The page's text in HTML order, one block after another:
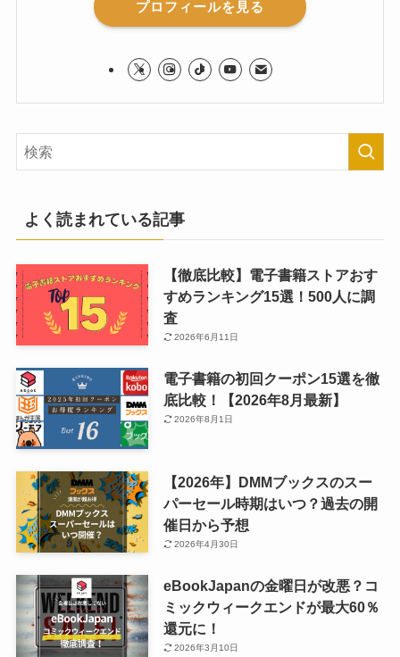
プロフィールを見る
よく読まれている記事
【徹底比較】電子書籍ストアおす
すめランキング15選！500人に調
査
2026年6月11日
電子書籍の初回クーポン15選を徹
底比較！【2026年8月最新】
2026年8月1日
【2026年】DMMブックスのスー
パーセール時期はいつ？過去の開
催日から予想
2026年4月30日
eBookJapanの金曜日が改悪？コ
ミックウィークエンドが最大60％
還元に！
2026年3月10日